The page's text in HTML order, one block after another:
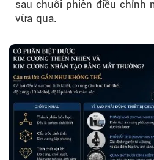
sau chuỗi phiên điều chỉnh
vừa qua.